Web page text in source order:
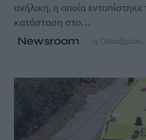
ανήλικη, η οποία
κατάσταση στο…
Newsroom 13 Οκτωβρίου,